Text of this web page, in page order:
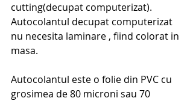
cutting(decupat computerizat).
Autocolantul decupat computerizat
nu necesita laminare , fiind colorat in
masa.
Autocolantul este o folie din PVC cu
grosimea de 80 microni sau 70